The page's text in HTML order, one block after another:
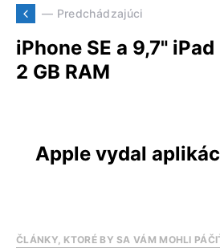
— Predchádzajúci
iPhone SE a 9,7"
2 GB RAM
Apple vydal
ČLÁNKY, KTORÉ BY SA VÁM MOHLI